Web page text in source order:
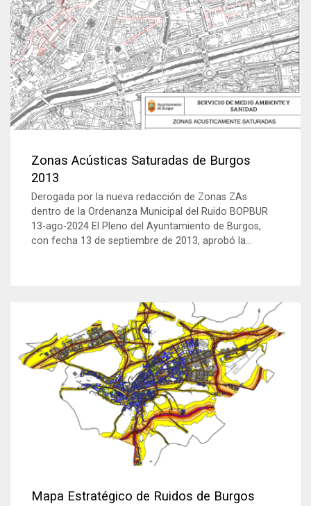
Zonas Acústicas Saturadas de Burgos
2013
Derogada por la nueva redacción de Zonas ZAs
dentro de la Ordenanza Municipal del Ruido BOPBUR
13-ago-2024 El Pleno del Ayuntamiento de Burgos,
con fecha 13 de septiembre de 2013, aprobó la...
Mapa Estratégico de Ruidos de Burgos